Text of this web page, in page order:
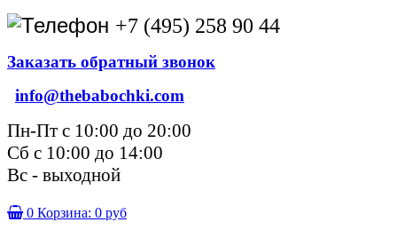
+7 (495) 258 90 44
Заказать обратный звонок
info@thebabochki.com
Пн-Пт с 10:00 до 20:00
Сб с 10:00 до 14:00
Вс - выходной
0 Корзина: 0 руб